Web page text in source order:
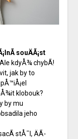
souÄÃ¡st
kdyÅ¾ chybÃ­!
jak by to
klobouk?
by mu
jeho
stÅ¯l, ÄÃ­